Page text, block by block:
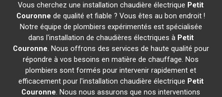
Vous cherchez une installation chaudière électrique Petit
Couronne de qualité et fiable ? Vous êtes au bon endroit !
Notre équipe de plombiers expérimentés est spécialisée
dans l'installation de chaudières électriques à Petit
Couronne. Nous offrons des services de haute qualité pour
répondre à vos besoins en matière de chauffage. Nos
plombiers sont formés pour intervenir rapidement et
efficacement pour l'installation chaudière électrique Petit
Couronne. Nous nous assurons que nos interventions